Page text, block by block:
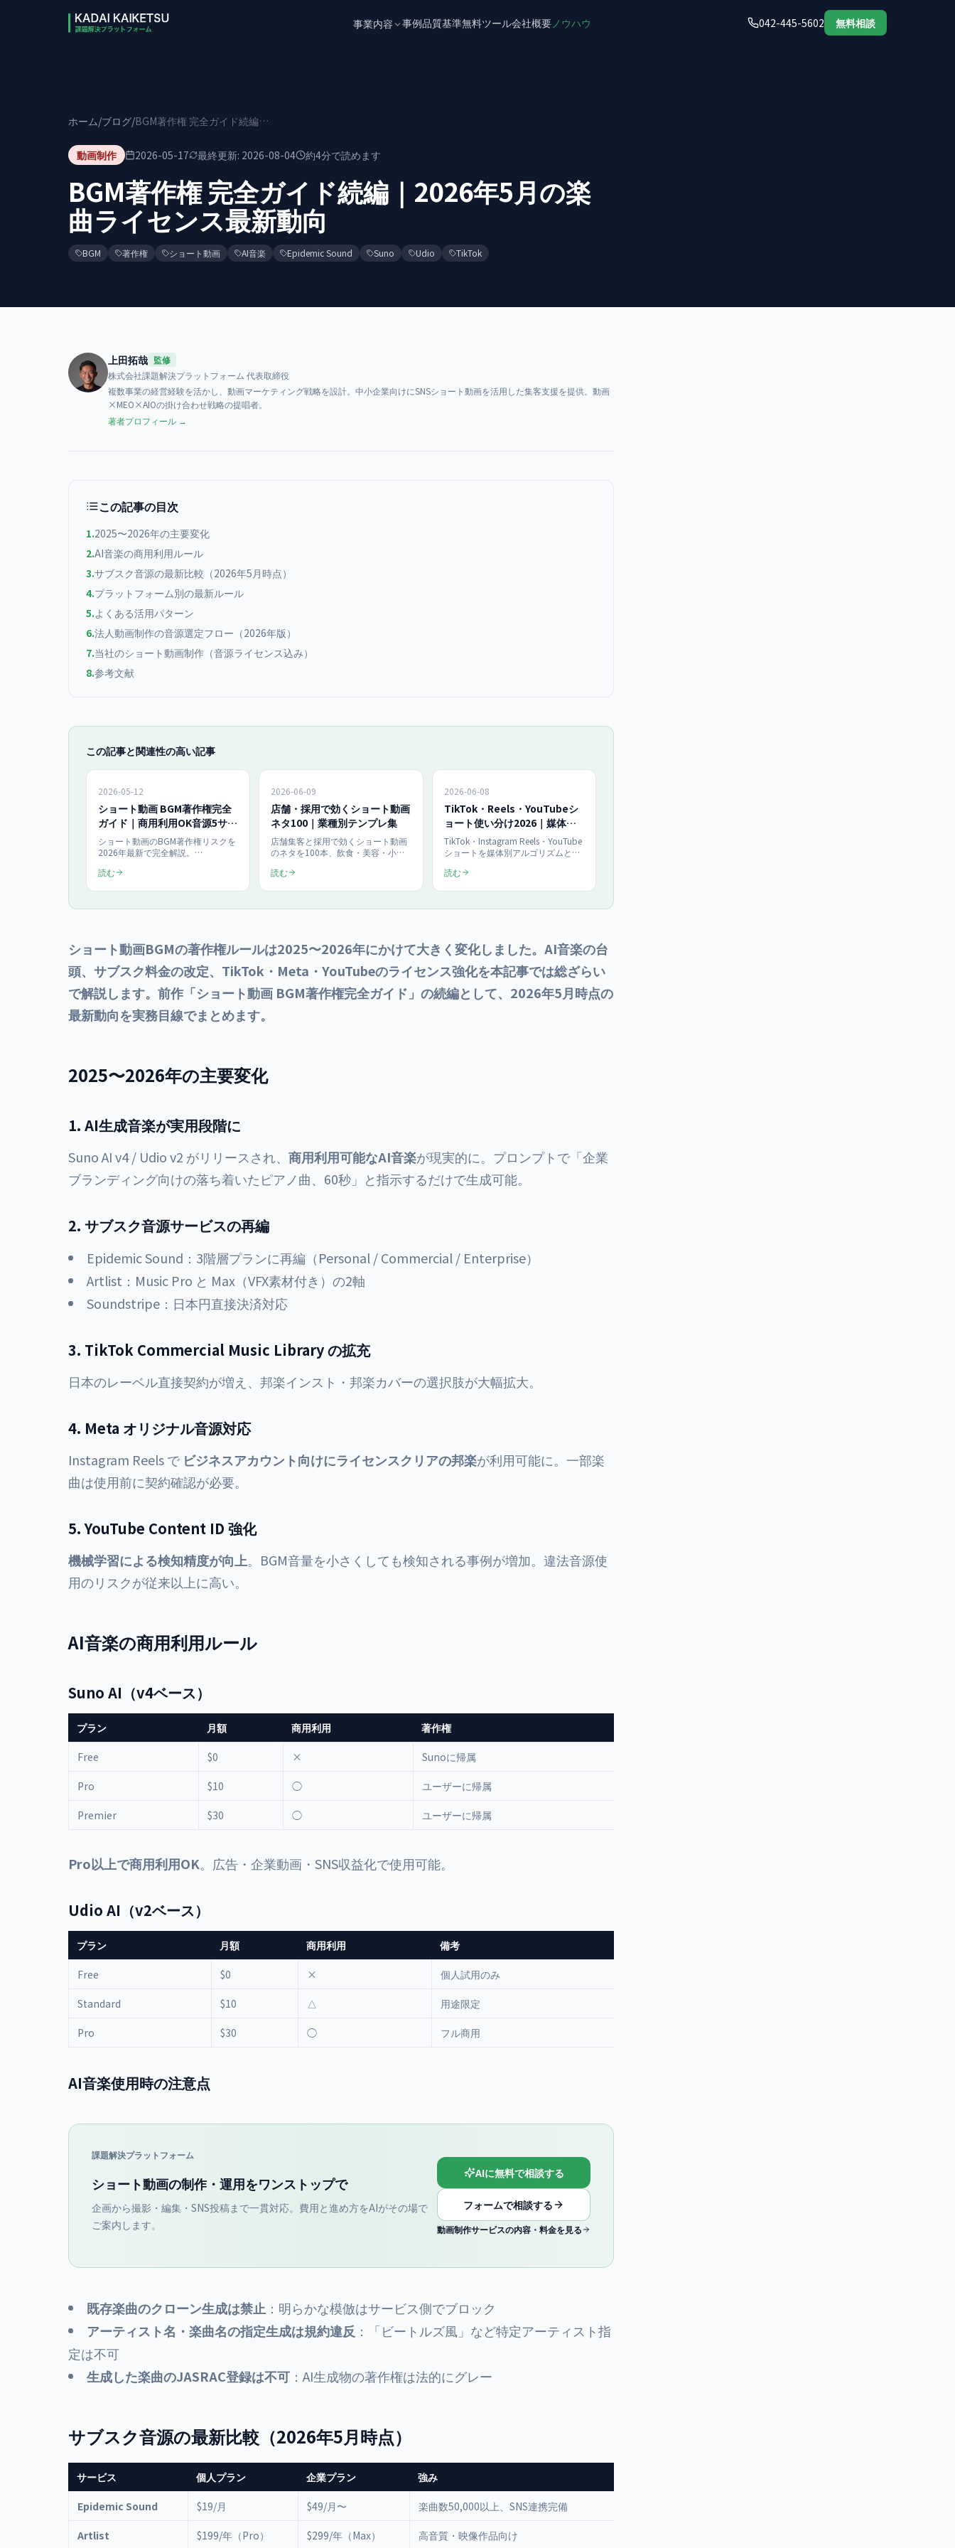
事業内容 事例品質基準無料ツール会社概要ノウハウ 042-445-5602 無料相談
ホーム/ブログ/ BGM著作権 完全ガイド続編｜2026年5月の楽曲ライセンス最新動向
動画制作 2026-05-17 最終更新: 2026-08-04 約4分で読めます
BGM著作権 完全ガイド続編｜2026年5月の楽
曲ライセンス最新動向
BGM 著作権 ショート動画 AI音楽 Epidemic Sound Suno Udio TikTok
上田拓哉 監修
株式会社課題解決プラットフォーム 代表取締役
複数事業の経営経験を活かし、動画マーケティング戦略を設計。中小企業向けにSNSショート動画を活用した集客支援を提供。動画
×MEO×AIOの掛け合わせ戦略の提唱者。
著者プロフィール →
この記事の目次
1.2025〜2026年の主要変化
2.AI音楽の商用利用ルール
3.サブスク音源の最新比較（2026年5月時点）
4.プラットフォーム別の最新ルール
5.よくある活用パターン
6.法人動画制作の音源選定フロー（2026年版）
7.当社のショート動画制作（音源ライセンス込み）
8.参考文献
この記事と関連性の高い記事
2026-05-12
ショート動画 BGM著作権完全
ガイド｜商用利用OK音源5サー
ビスと著作権侵害のリスク回避
【2026年版】
ショート動画のBGM著作権リスクを
2026年最新で完全解説。
る商用OK音源サービス5選
SYNDROME・甘茶の音楽工房）、
羅。
読む
2026-06-09
店舗・採用で効くショート動画
ネタ100｜業種別テンプレ集
店舗集客と採用で効くショート動画
のネタを100本、飲食・美容・小
ートで提供。ネタ切れを防ぐ4つの
企業向けにまとめた実践ネタ帳で
読む
2026-06-08
TikTok・Reels・YouTubeシ
ョート使い分け2026｜媒体別
アルゴリズム
TikTok・Instagram Reels・YouTube
ショートを媒体別アルゴリズムと運
各媒体のおすすめ表示の仕組み・ユ
定、1本を3媒体へ展開する運用フロ
読む
ショート動画BGMの著作権ルールは2025〜2026年にかけて大きく変化しました。AI音楽の台
頭、サブスク料金の改定、TikTok・Meta・YouTubeのライセンス強化を本記事では総ざらい
で解説します。前作「ショート動画 BGM著作権完全ガイド」の続編として、2026年5月時点の
最新動向を実務目線でまとめます。
2025〜2026年の主要変化
1. AI生成音楽が実用段階に
Suno AI v4 / Udio v2 がリリースされ、 商用利用可能なAI音楽が現実的に。プロンプトで「企業
ブランディング向けの落ち着いたピアノ曲、60秒」と指示するだけで生成可能。
2. サブスク音源サービスの再編
Epidemic Sound：3階層プランに再編（Personal / Commercial / Enterprise）
Artlist：Music Pro と Max（VFX素材付き）の2軸
Soundstripe：日本円直接決済対応
3. TikTok Commercial Music Library の拡充
日本のレーベル直接契約が増え、邦楽インスト・邦楽カバーの選択肢が大幅拡大。
4. Meta オリジナル音源対応
Instagram Reels で ビジネスアカウント向けにライセンスクリアの邦楽が利用可能に。一部楽
曲は使用前に契約確認が必要。
5. YouTube Content ID 強化
機械学習による検知精度が向上。BGM音量を小さくしても検知される事例が増加。違法音源使
用のリスクが従来以上に高い。
AI音楽の商用利用ルール
Suno AI（v4ベース）
プラン 月額 商用利用 著作権
Free $0 × Sunoに帰属
Pro $10 ◯ ユーザーに帰属
Premier $30 ◯ ユーザーに帰属
Pro以上で商用利用OK。広告・企業動画・SNS収益化で使用可能。
Udio AI（v2ベース）
プラン 月額 商用利用 備考
Free $0 × 個人試用のみ
Standard $10 △ 用途限定
Pro $30 ◯ フル商用
AI音楽使用時の注意点
課題解決プラットフォーム
ショート動画の制作・運用をワンストップで
企画から撮影・編集・SNS投稿まで一貫対応。費用と進め方をAIがその場で
ご案内します。
AIに無料で相談する
フォームで相談する
動画制作サービスの内容・料金を見る
既存楽曲のクローン生成は禁止 ：明らかな模倣はサービス側でブロック
アーティスト名・楽曲名の指定生成は規約違反 ：「ビートルズ風」など特定アーティスト指
定は不可
生成した楽曲のJASRAC登録は不可 ：AI生成物の著作権は法的にグレー
サブスク音源の最新比較（2026年5月時点）
サービス 個人プラン 企業プラン 強み
Epidemic Sound $19/月 $49/月〜 楽曲数50,000以上、SNS連携完備
Artlist $199/年（Pro） $299/年（Max） 高音質・映像作品向け